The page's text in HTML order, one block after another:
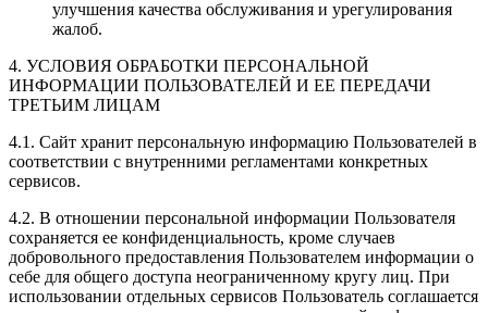
улучшения качества обслуживания и урегулирования
жалоб.
4. УСЛОВИЯ ОБРАБОТКИ ПЕРСОНАЛЬНОЙ
ИНФОРМАЦИИ ПОЛЬЗОВАТЕЛЕЙ И ЕЕ ПЕРЕДАЧИ
ТРЕТЬИМ ЛИЦАМ
4.1. Сайт хранит персональную информацию Пользователей в
соответствии с внутренними регламентами конкретных
сервисов.
4.2. В отношении персональной информации Пользователя
сохраняется ее конфиденциальность, кроме случаев
добровольного предоставления Пользователем информации о
себе для общего доступа неограниченному кругу лиц. При
использовании отдельных сервисов Пользователь соглашается